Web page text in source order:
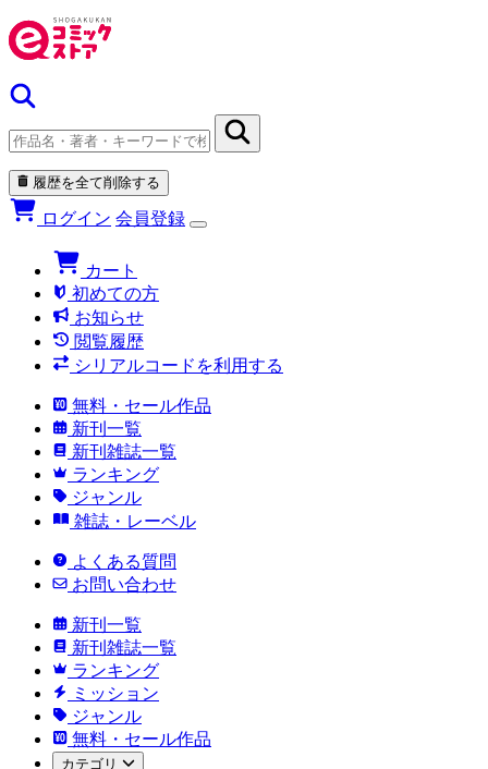
履歴を全て削除する
ログイン 会員登録
カート
初めての方
お知らせ
閲覧履歴
シリアルコードを利用する
無料・セール作品
新刊一覧
新刊雑誌一覧
ランキング
ジャンル
雑誌・レーベル
よくある質問
お問い合わせ
新刊一覧
新刊雑誌一覧
ランキング
ミッション
ジャンル
無料・セール作品
カテゴリ